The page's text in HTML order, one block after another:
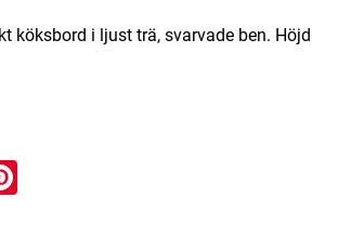
köksbord i ljust trä, svarvade ben. Höjd